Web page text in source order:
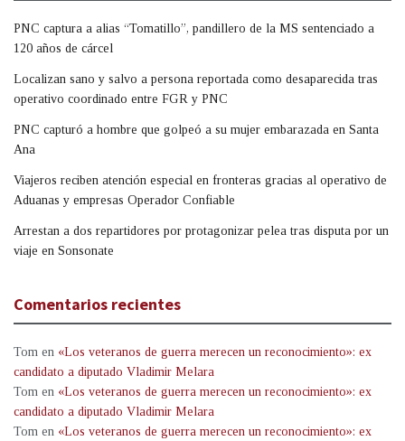
PNC captura a alias “Tomatillo”, pandillero de la MS sentenciado a
120 años de cárcel
Localizan sano y salvo a persona reportada como desaparecida tras
operativo coordinado entre FGR y PNC
PNC capturó a hombre que golpeó a su mujer embarazada en Santa
Ana
Viajeros reciben atención especial en fronteras gracias al operativo de
Aduanas y empresas Operador Confiable
Arrestan a dos repartidores por protagonizar pelea tras disputa por un
viaje en Sonsonate
Comentarios recientes
Tom en «Los veteranos de guerra merecen un reconocimiento»: ex
candidato a diputado Vladimir Melara
Tom en «Los veteranos de guerra merecen un reconocimiento»: ex
candidato a diputado Vladimir Melara
Tom en «Los veteranos de guerra merecen un reconocimiento»: ex